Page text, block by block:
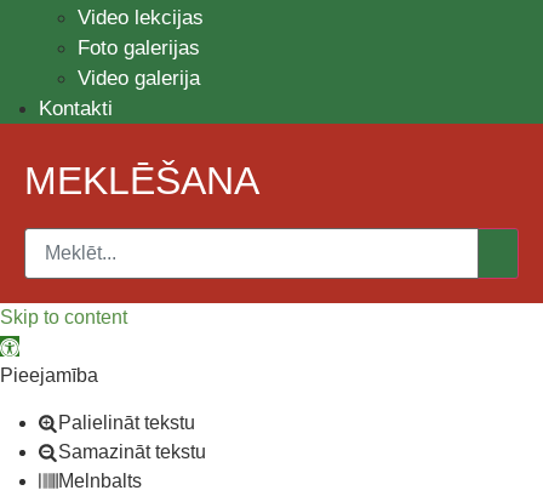
Video lekcijas
Foto galerijas
Video galerija
Kontakti
MEKLĒŠANA
Skip to content
Open toolbar
Pieejamība
Palielināt tekstu
Samazināt tekstu
Melnbalts